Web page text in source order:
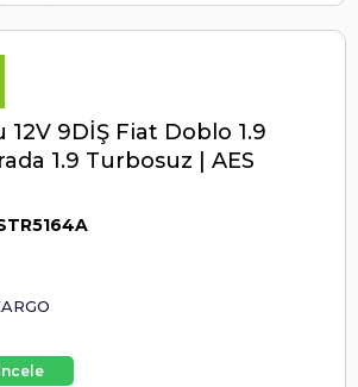
9DİŞ Fiat Doblo 1.9
1.9 Turbosuz | AES